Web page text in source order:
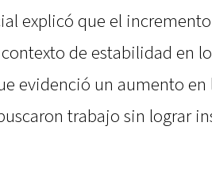
explicó que el
de estabilidad en
evidenció un aumento en
trabajo sin lograr